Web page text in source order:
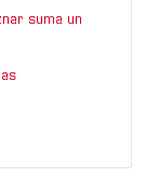
suma un